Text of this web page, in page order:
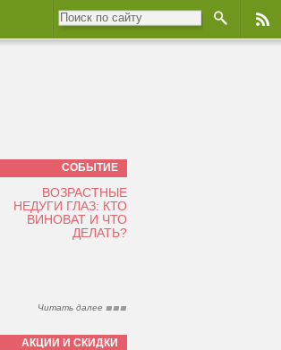
СОБЫТИЕ
ВОЗРАСТНЫЕ
НЕДУГИ ГЛАЗ: КТО
ВИНОВАТ И ЧТО
ДЕЛАТЬ?
Читать далее
АКЦИИ И СКИДКИ